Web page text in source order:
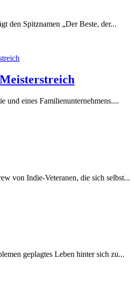
den Spitznamen „Der Beste, der...
und eines Familienunternehmens....
von Indie-Veteranen, die sich selbst...
geplagtes Leben hinter sich zu...